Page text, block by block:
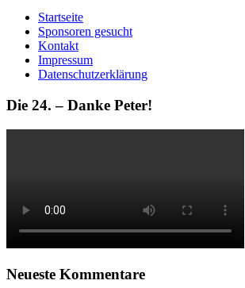
Startseite
Sponsoren gesucht
Kontakt
Impressum
Datenschutzerklärung
Die 24. – Danke Peter!
Neueste Kommentare